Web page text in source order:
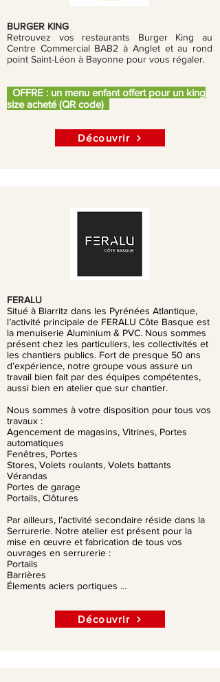
BURGER KING
Retrouvez vos restaurants Burger King au
Centre Commercial BAB2 à Anglet et au rond
point Saint-Léon à Bayonne pour vous régaler.
OFFRE : un menu enfant offert pour un king
size acheté (QR code)
Découvrir
FERALU
Situé à Biarritz dans les Pyrénées Atlantique,
l’activité principale de FERALU Côte Basque est
la menuiserie Aluminium & PVC. Nous sommes
présent chez les particuliers, les collectivités et
les chantiers publics. Fort de presque 50 ans
d’expérience, notre groupe vous assure un
travail bien fait par des équipes compétentes,
aussi bien en atelier que sur chantier.
Nous sommes à votre disposition pour tous vos
travaux :
Agencement de magasins, Vitrines, Portes
automatiques
Fenêtres, Portes
Stores, Volets roulants, Volets battants
Vérandas
Portes de garage
Portails, Clôtures
Par ailleurs, l’activité secondaire réside dans la
Serrurerie. Notre atelier est présent pour la
mise en œuvre et fabrication de tous vos
ouvrages en serrurerie :
Portails
Barrières
Élements aciers portiques …
Découvrir